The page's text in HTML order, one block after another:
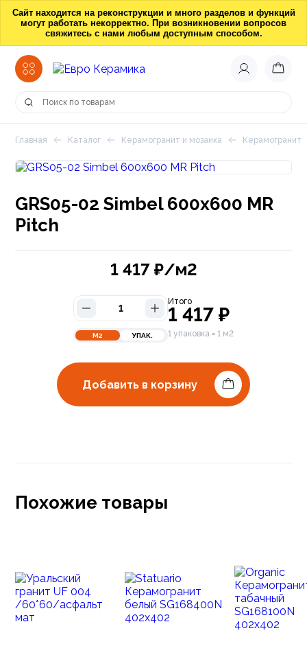
Сайт находится на реконструкции и много разделов и функций
могут работать некорректно. При возникновении вопросов
свяжитесь с нами любым доступным способом.
Главная Каталог Керамогранит и мозаика Керамогранит
GRS05-02 Simbel 600х600 MR
Pitch
1 417 ₽/м2
М2 УПАК.
Итого
1 417 ₽
1 упаковка = 1 м2
Добавить в корзину
Похожие товары